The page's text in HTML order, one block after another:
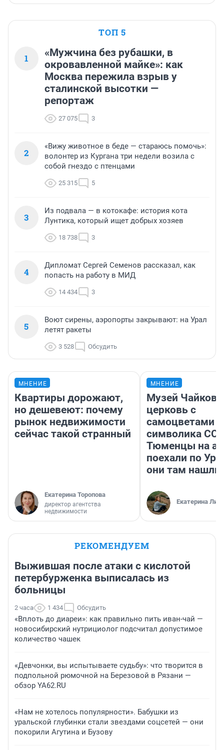
ТОП 5
1
«Мужчина без рубашки, в
окровавленной майке»: как
Москва пережила взрыв у
сталинской высотки —
репортаж
27 075 3
2
«Вижу животное в беде — стараюсь помочь»:
волонтер из Кургана три недели возила с
собой гнездо с птенцами
25 315 5
3
Из подвала — в котокафе: история кота
Лунтика, который ищет добрых хозяев
18 738 3
4
Дипломат Сергей Семенов рассказал, как
попасть на работу в МИД
14 434 3
5
Воют сирены, аэропорты закрывают: на Урал
летят ракеты
3 528 Обсудить
МНЕНИЕ
Квартиры дорожают,
но дешевеют: почему
рынок недвижимости
сейчас такой странный
Екатерина Торопова
директор агентства
недвижимости
МНЕНИЕ
Музей
церковь с
самоцветами
символика
Тюменцы на
поехали по
они там нашли
Екатерина
РЕКОМЕНДУЕМ
Выжившая после атаки с кислотой
петербурженка выписалась из
больницы
2 часа 1 434 Обсудить
«Вплоть до диареи»: как правильно пить иван-чай —
новосибирский нутрициолог подсчитал допустимое
количество чашек
«Девчонки, вы испытываете судьбу»: что творится в
подпольной рюмочной на Березовой в Рязани —
обзор YA62.RU
«Нам не хотелось популярности». Бабушки из
уральской глубинки стали звездами соцсетей — они
покорили Агутина и Бузову